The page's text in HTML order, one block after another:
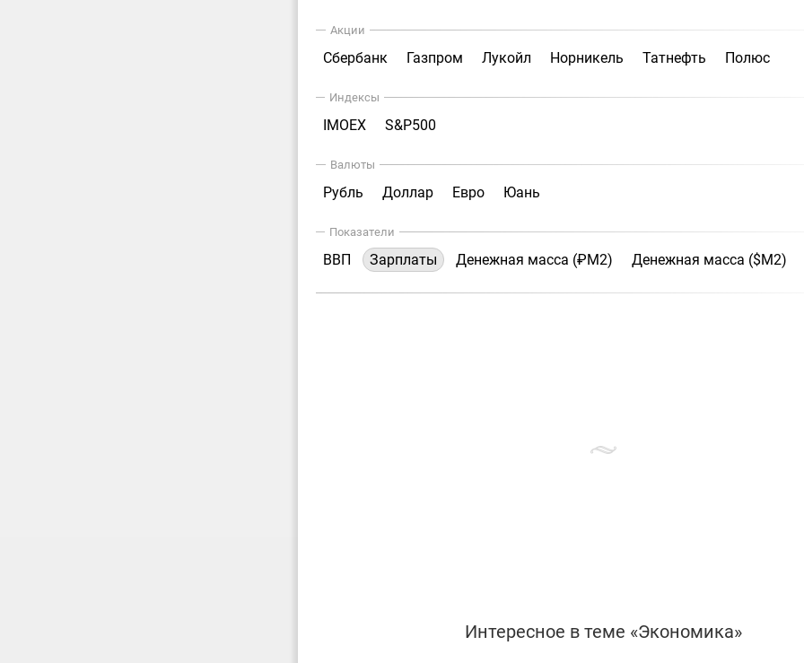
Акции
Сбербанк Газпром Лукойл Норникель Татнефть Полюс
Индексы
IMOEX S&P500
Валюты
Рубль Доллар Евро Юань
Показатели
ВВП Зарплаты Денежная масса (₽М2) Денежная масса ($М2)
Интересное в теме «Экономика»